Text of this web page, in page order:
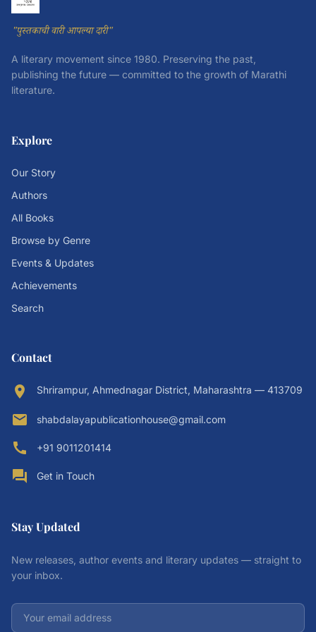
"पुस्तकाची वारी आपल्या दारी"
A literary movement since 1980. Preserving the past,
publishing the future — committed to the growth of Marathi
literature.
Explore
Our Story
Authors
All Books
Browse by Genre
Events & Updates
Achievements
Search
Contact
location_on Shrirampur, Ahmednagar District, Maharashtra — 413709
email shabdalayapublicationhouse@gmail.com
call +91 9011201414
forum Get in Touch
Stay Updated
New releases, author events and literary updates — straight to
your inbox.